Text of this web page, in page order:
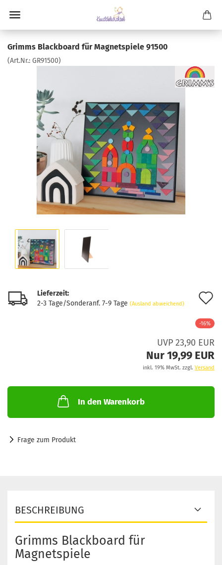
Grimms Blackboard für Magnetspiele 91500
(Art.Nr.: GR91500)
Lieferzeit:
2-3 Tage/Sonderanf. 7-9 Tage (Ausland abweichend)
-16%
UVP 23,90 EUR
Nur 19,99 EUR
inkl. 19% MwSt. zzgl. Versand
In den Warenkorb
Frage zum Produkt
BESCHREIBUNG
Grimms Blackboard für
Magnetspiele